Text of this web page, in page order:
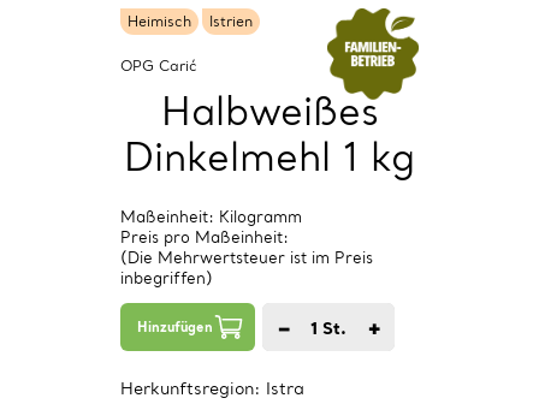
Heimisch Istrien
OPG Carić
Halbweißes
Dinkelmehl 1 kg
Maßeinheit: Kilogramm
Preis pro Maßeinheit:
(Die Mehrwertsteuer ist im Preis
inbegriffen)
Hinzufügen − 1 St. +
Herkunftsregion: Istra